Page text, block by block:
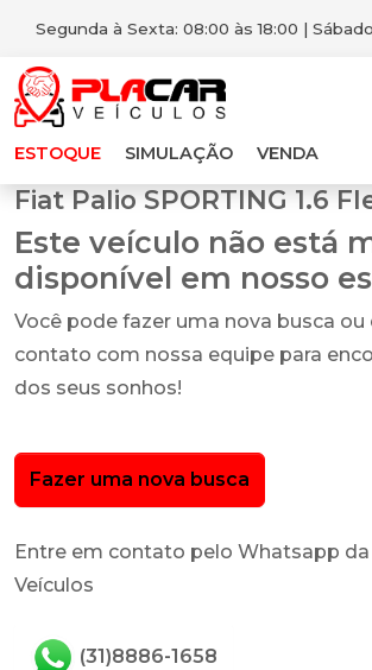
Segunda à Sexta: 08:00 às 18:00 |
ESTOQUE SIMULAÇÃO VENDA
Fiat Palio SPORTING 1.6
Este veículo não está
disponível em nosso
Você pode fazer uma nova busca ou
contato com nossa equipe para
dos seus sonhos!
Fazer uma nova busca
Entre em contato pelo Whatsapp da
Veículos
(31)8886-1658